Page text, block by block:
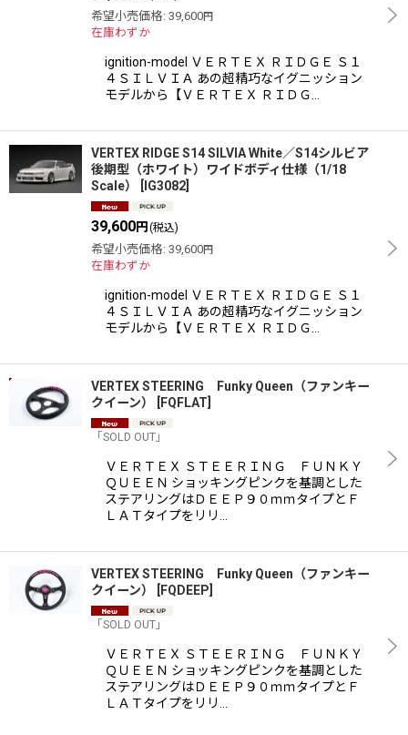
希望小売価格: 39,600円
在庫わずか
ignition-model ＶＥＲＴＥＸ ＲＩＤＧＥ Ｓ１
４ＳＩＬＶＩＡ あの超精巧なイグニッション
モデルから【ＶＥＲＴＥＸ ＲＩＤＧ…
VERTEX RIDGE S14 SILVIA White／S14シルビア
後期型（ホワイト）ワイドボディ仕様（1/18
Scale）
IG3082
39,600円 (税込)
希望小売価格: 39,600円
在庫わずか
ignition-model ＶＥＲＴＥＸ ＲＩＤＧＥ Ｓ１
４ＳＩＬＶＩＡ あの超精巧なイグニッション
モデルから【ＶＥＲＴＥＸ ＲＩＤＧ…
VERTEX STEERING Funky Queen（ファンキー
クイーン）
FQFLAT
「SOLD OUT」
ＶＥＲＴＥＸ ＳＴＥＥＲＩＮＧ ＦＵＮＫＹ
ＱＵＥＥＮ ショッキングピンクを基調とした
ステアリングはＤＥＥＰ９０ｍｍタイプとＦ
ＬＡＴタイプをリリ…
VERTEX STEERING Funky Queen（ファンキー
クイーン）
FQDEEP
「SOLD OUT」
ＶＥＲＴＥＸ ＳＴＥＥＲＩＮＧ ＦＵＮＫＹ
ＱＵＥＥＮ ショッキングピンクを基調とした
ステアリングはＤＥＥＰ９０ｍｍタイプとＦ
ＬＡＴタイプをリリ…